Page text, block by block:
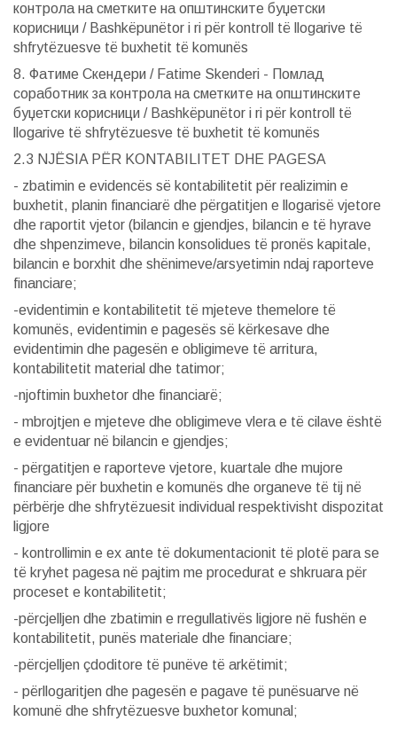
контрола на сметките на општинските буџетски
корисници / Bashkëpunëtor i ri për kontroll të llogarive të
shfrytëzuesve të buxhetit të komunës
8. Фатиме Скендери / Fatime Skenderi - Помлад
соработник за контрола на сметките на општинските
буџетски корисници / Bashkëpunëtor i ri për kontroll të
llogarive të shfrytëzuesve të buxhetit të komunës
2.3 NJËSIA PËR KONTABILITET DHE PAGESA
- zbatimin e evidencës së kontabilitetit për realizimin e
buxhetit, planin financiarë dhe përgatitjen e llogarisë vjetore
dhe raportit vjetor (bilancin e gjendjes, bilancin e të hyrave
dhe shpenzimeve, bilancin konsolidues të pronës kapitale,
bilancin e borxhit dhe shënimeve/arsyetimin ndaj raporteve
financiare;
-evidentimin e kontabilitetit të mjeteve themelore të
komunës, evidentimin e pagesës së kërkesave dhe
evidentimin dhe pagesën e obligimeve të arritura,
kontabilitetit material dhe tatimor;
-njoftimin buxhetor dhe financiarë;
- mbrojtjen e mjeteve dhe obligimeve vlera e të cilave është
e evidentuar në bilancin e gjendjes;
- përgatitjen e raporteve vjetore, kuartale dhe mujore
financiare për buxhetin e komunës dhe organeve të tij në
përbërje dhe shfrytëzuesit individual respektivisht dispozitat
ligjore
- kontrollimin e ex ante të dokumentacionit të plotë para se
të kryhet pagesa në pajtim me procedurat e shkruara për
proceset e kontabilitetit;
-përcjelljen dhe zbatimin e rregullativës ligjore në fushën e
kontabilitetit, punës materiale dhe financiare;
-përcjelljen çdoditore të punëve të arkëtimit;
- përllogaritjen dhe pagesën e pagave të punësuarve në
komunë dhe shfrytëzuesve buxhetor komunal;